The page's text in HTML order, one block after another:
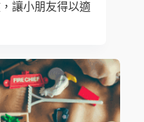
讓小朋友得以適